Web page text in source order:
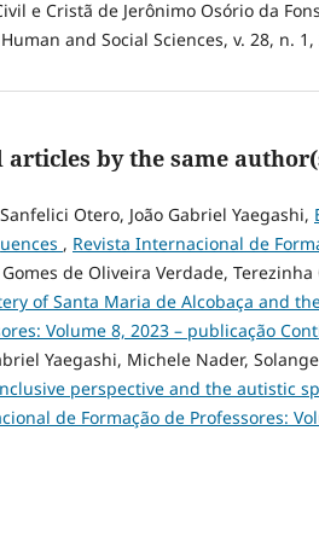
e Cristã de Jerônimo Osório da
and Social Sciences, v. 28, n. 1,
articles by the same
Otero, João Gabriel Yaegashi,
, Revista Internacional de
de Oliveira Verdade,
of Santa Maria de Alcobaça and
Volume 8, 2023 – publicação
Yaegashi, Michele Nader,
perspective and the autistic
de Formação de Professores: